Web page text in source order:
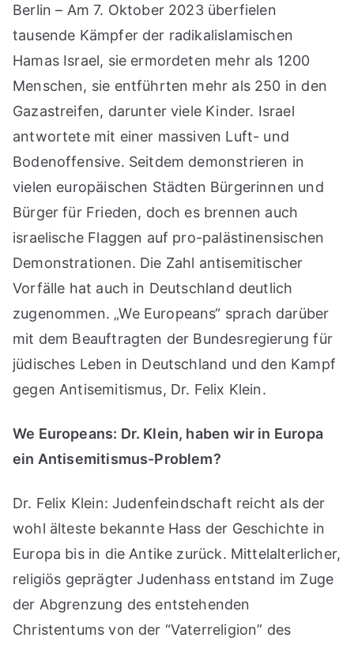
Berlin – Am 7. Oktober 2023 überfielen
tausende Kämpfer der radikalislamischen
Hamas Israel, sie ermordeten mehr als 1200
Menschen, sie entführten mehr als 250 in den
Gazastreifen, darunter viele Kinder. Israel
antwortete mit einer massiven Luft- und
Bodenoffensive. Seitdem demonstrieren in
vielen europäischen Städten Bürgerinnen und
Bürger für Frieden, doch es brennen auch
israelische Flaggen auf pro-palästinensischen
Demonstrationen. Die Zahl antisemitischer
Vorfälle hat auch in Deutschland deutlich
zugenommen. „We Europeans“ sprach darüber
mit dem Beauftragten der Bundesregierung für
jüdisches Leben in Deutschland und den Kampf
gegen Antisemitismus, Dr. Felix Klein.
We Europeans: Dr. Klein, haben wir in Europa
ein Antisemitismus-Problem?
Dr. Felix Klein: Judenfeindschaft reicht als der
wohl älteste bekannte Hass der Geschichte in
Europa bis in die Antike zurück. Mittelalterlicher,
religiös geprägter Judenhass entstand im Zuge
der Abgrenzung des entstehenden
Christentums von der “Vaterreligion” des